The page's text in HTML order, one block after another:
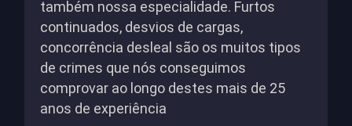
também nossa especialidade. Furtos
continuados, desvios de cargas,
concorrência desleal são os muitos tipos
de crimes que nós conseguimos
comprovar ao longo destes mais de 25
anos de experiência